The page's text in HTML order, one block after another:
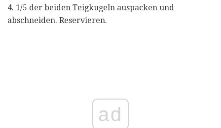
4. 1/5 der beiden Teigkugeln auspacken und
abschneiden. Reservieren.
ad